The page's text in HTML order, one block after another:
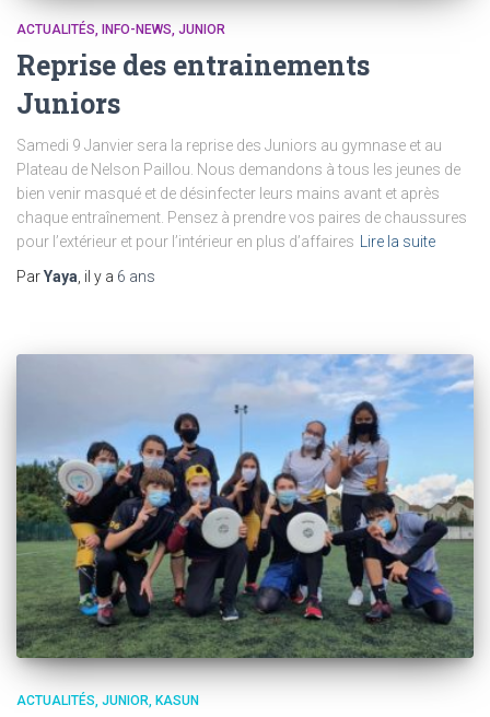
ACTUALITÉS INFO-NEWS JUNIOR
Reprise des entrainements
Juniors
Samedi 9 Janvier sera la reprise des Juniors au gymnase et au
Plateau de Nelson Paillou. Nous demandons à tous les jeunes de
bien venir masqué et de désinfecter leurs mains avant et après
chaque entraînement. Pensez à prendre vos paires de chaussures
pour l’extérieur et pour l’intérieur en plus d’affaires
Lire la suite
ParYaya , il y a 6 ans
ACTUALITÉS JUNIOR KASUN